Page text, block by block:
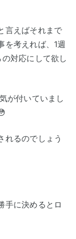
言えばそれまで
を考えれば、1週
対応にして欲し
が付いていまし
れるのでしょう
手に決めるとロ